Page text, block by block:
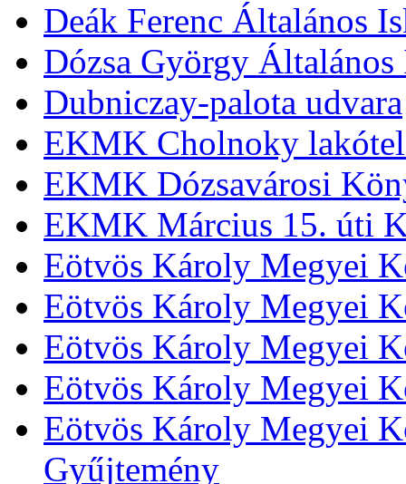
Deák Ferenc Általános
Dózsa György Általános
Dubniczay-palota udvara
EKMK Cholnoky
EKMK Dózsavárosi
EKMK Március 15. úti
Eötvös Károly Megyei
Eötvös Károly Megyei
Eötvös Károly Megyei
Eötvös Károly Megyei
Eötvös Károly Megyei
Gyűjtemény